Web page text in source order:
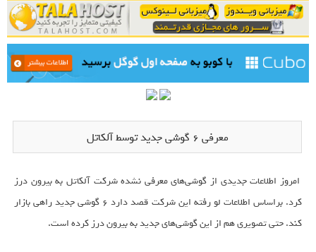
معرفی 6 گوشی جدید توسط آلکاتل
امروز اطلاعات جدیدی از گوشی‌های معرفی نشده شرکت آلکاتل به بیرون درز
کرد. براساس اطلاعات لو رفته این شرکت قصد دارد ۶ گوشی جدید راهی بازار
کند. حتی تصویری هم از این گوشی‌های جدید به بیرون درز کرده است.